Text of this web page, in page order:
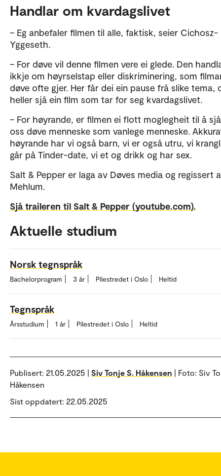
Handlar om kvardagslivet
– Eg anbefaler filmen til alle, faktisk, seier Cichosz-
Yggeseth.
– For døve vil denne filmen vere ei glede. Den
ikkje om høyrselstap eller diskriminering, som
døve ofte gjer. Her får dei ein pause frå slike tema,
heller sjå ein film som tar for seg kvardagslivet.
– For høyrande, er filmen ei flott moglegheit til å
oss døve menneske som vanlege menneske.
høyrande har vi også barn, vi er også utru, vi
går på Tinder-date, vi et og drikk og har sex.
Salt & Pepper er laga av Døves media og regissert
Mehlum.
Sjå traileren til Salt & Pepper (youtube.com).
Aktuelle studium
Norsk tegnspråk
Bachelorprogram 3 år Pilestredet i Oslo Heltid
Tegnspråk
Årsstudium 1 år Pilestredet i Oslo Heltid
Publisert: 21.05.2025 | Siv Tonje S. Håkensen | Foto: Siv
Håkensen
Sist oppdatert: 22.05.2025